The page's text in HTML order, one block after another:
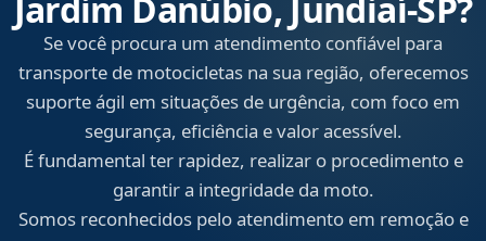
Jardim Danúbio, Jundiaí‑SP?
Se você procura um atendimento confiável para
transporte de motocicletas na sua região, oferecemos
suporte ágil em situações de urgência, com foco em
segurança, eficiência e valor acessível.
É fundamental ter rapidez, realizar o procedimento e
garantir a integridade da moto.
Somos reconhecidos pelo atendimento em remoção e